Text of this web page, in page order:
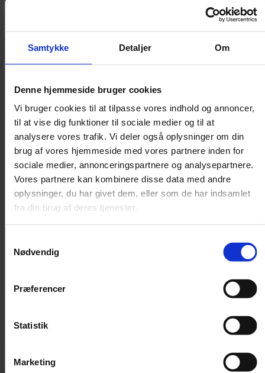
Samtykke Detaljer Om
Denne hjemmeside bruger cookies
Vi bruger cookies til at tilpasse vores indhold og annoncer,
til at vise dig funktioner til sociale medier og til at
analysere vores trafik. Vi deler også oplysninger om din
brug af vores hjemmeside med vores partnere inden for
sociale medier, annonceringspartnere og analysepartnere.
Vores partnere kan kombinere disse data med andre
oplysninger, du har givet dem, eller som de har indsamlet
fra din brug af deres tjenester.
Nødvendig
Præferencer
Statistik
Marketing
Forside»Nyheder»Indland
Rema 1000-butik pludselig lukket: Kan
opdagelse, der satte alarmklokkerne i gang hos ledelsen.
AfNicolai Ohlsen
Udgivet: 26. maj 2026 kl. 20:37